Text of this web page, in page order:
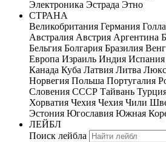
Электроника Эстрада Этно
СТРАНА
Великобритания Германия
Австралия Австрия Аргентина
Бельгия Болгария Бразилия
Европа Израиль Индия Испания
Канада Куба Латвия Литва
Норвегия Польша Португалия
Словения СССР Тайвань
Хорватия Чехия Чехия Чили
Эстония Югославия Южная
ЛЕЙБЛ
Поиск лейбла